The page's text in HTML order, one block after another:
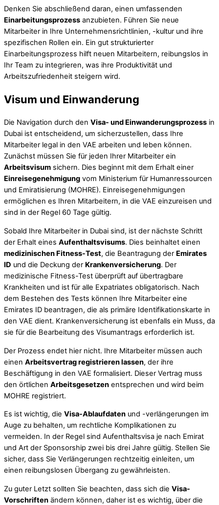
Denken Sie abschließend daran, einen umfassenden
Einarbeitungsprozess anzubieten. Führen Sie neue
Mitarbeiter in Ihre Unternehmensrichtlinien, -kultur und ihre
spezifischen Rollen ein. Ein gut strukturierter
Einarbeitungsprozess hilft neuen Mitarbeitern, reibungslos in
Ihr Team zu integrieren, was ihre Produktivität und
Arbeitszufriedenheit steigern wird.
Visum und Einwanderung
Die Navigation durch den Visa- und Einwanderungsprozess in
Dubai ist entscheidend, um sicherzustellen, dass Ihre
Mitarbeiter legal in den VAE arbeiten und leben können.
Zunächst müssen Sie für jeden Ihrer Mitarbeiter ein
Arbeitsvisum sichern. Dies beginnt mit dem Erhalt einer
Einreisegenehmigung vom Ministerium für Humanressourcen
und Emiratisierung (MOHRE). Einreisegenehmigungen
ermöglichen es Ihren Mitarbeitern, in die VAE einzureisen und
sind in der Regel 60 Tage gültig.
Sobald Ihre Mitarbeiter in Dubai sind, ist der nächste Schritt
der Erhalt eines Aufenthaltsvisums. Dies beinhaltet einen
medizinischen Fitness-Test, die Beantragung der Emirates
ID und die Deckung der Krankenversicherung. Der
medizinische Fitness-Test überprüft auf übertragbare
Krankheiten und ist für alle Expatriates obligatorisch. Nach
dem Bestehen des Tests können Ihre Mitarbeiter eine
Emirates ID beantragen, die als primäre Identifikationskarte in
den VAE dient. Krankenversicherung ist ebenfalls ein Muss, da
sie für die Bearbeitung des Visumantrags erforderlich ist.
Der Prozess endet hier nicht. Ihre Mitarbeiter müssen auch
einen Arbeitsvertrag registrieren lassen, der ihre
Beschäftigung in den VAE formalisiert. Dieser Vertrag muss
den örtlichen Arbeitsgesetzen entsprechen und wird beim
MOHRE registriert.
Es ist wichtig, die Visa-Ablaufdaten und -verlängerungen im
Auge zu behalten, um rechtliche Komplikationen zu
vermeiden. In der Regel sind Aufenthaltsvisa je nach Emirat
und Art der Sponsorship zwei bis drei Jahre gültig. Stellen Sie
sicher, dass Sie Verlängerungen rechtzeitig einleiten, um
einen reibungslosen Übergang zu gewährleisten.
Zu guter Letzt sollten Sie beachten, dass sich die Visa-
Vorschriften ändern können, daher ist es wichtig, über die